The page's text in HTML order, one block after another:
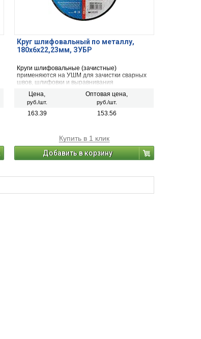
Круг шлифовальный по металлу,
180х6х22,23мм, ЗУБР
Круги шлифовальные (зачистные)
применяются на УШМ для зачистки сварных
швов, шлифовки и выравнивания
ржавчины с делалей и заготовок.
Цена,
руб./шт.
Оптовая цена,
руб./шт.
163.39 153.56
Купить в 1 клик
Добавить в корзину